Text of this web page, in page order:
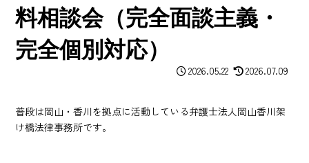
料相談会（完全面談主義・
完全個別対応）
2026.05.22 2026.07.09
普段は岡山・香川を拠点に活動している弁護士法人岡山香川架
け橋法律事務所です。